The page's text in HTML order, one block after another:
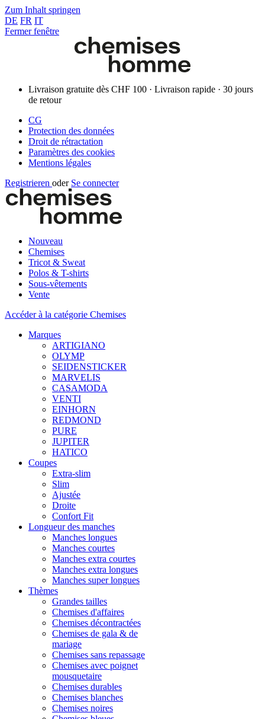
Zum Inhalt springen
DE FR IT
Fermer fenêtre
Livraison gratuite dès CHF 100 · Livraison rapide · 30 jours
de retour
CG
Protection des données
Droit de rétractation
Paramètres des cookies
Mentions légales
Registrieren oder Se connecter
Nouveau
Chemises
Tricot & Sweat
Polos & T-shirts
Sous-vêtements
Vente
Accéder à la catégorie Chemises
Marques
ARTIGIANO
OLYMP
SEIDENSTICKER
MARVELIS
CASAMODA
VENTI
EINHORN
REDMOND
PURE
JUPITER
HATICO
Coupes
Extra-slim
Slim
Ajustée
Droite
Confort Fit
Longueur des manches
Manches longues
Manches courtes
Manches extra courtes
Manches extra longues
Manches super longues
Thèmes
Grandes tailles
Chemises d'affaires
Chemises décontractées
Chemises de gala & de
mariage
Chemises sans repassage
Chemises avec poignet
mousquetaire
Chemises durables
Chemises blanches
Chemises noires